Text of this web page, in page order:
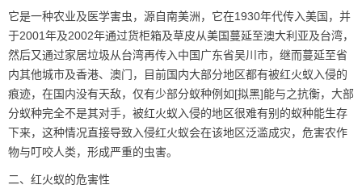
它是一种农业及医学害虫，源自南美洲，它在1930年代传入美国，并
于2001年及2002年通过货柜箱及草皮从美国蔓延至澳大利亚及台湾，
然后又通过家居垃圾从台湾再传入中国广东省吴川市，继而蔓延至省
内其他城市及香港、澳门，目前国内大部分地区都有被红火蚁入侵的
痕迹，在国内没有天敌，仅有少部分蚁种例如[拟黑]能与之抗衡，大部
分蚁种完全不是其对手，被红火蚁入侵的地区很难有别的蚁种能生存
下来，这种情况直接导致入侵红火蚁会在该地区泛滥成灾，危害农作
物与叮咬人类，形成严重的虫害。
二、红火蚁的危害性